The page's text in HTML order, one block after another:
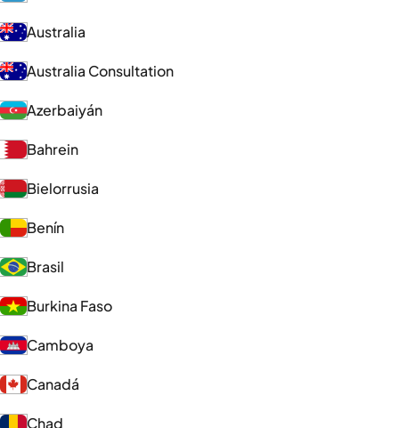
Australia
Australia Consultation
Azerbaiyán
Bahrein
Bielorrusia
Benín
Brasil
Burkina Faso
Camboya
Canadá
Chad